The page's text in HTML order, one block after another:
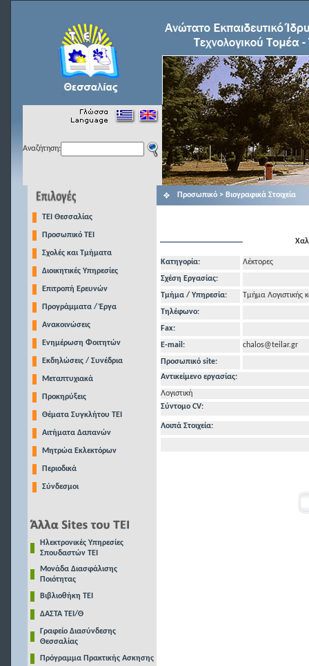
Αναζήτηση:
TEI Θεσσαλίας
Προσωπικό ΤΕΙ
Σχολές και Τμήματα
Διοικητικές Υπηρεσίες
Επιτροπή Ερευνών
Προγράμματα / Έργα
Ανακοινώσεις
Ενημέρωση Φοιτητών
Εκδηλώσεις / Συνέδρια
Μεταπτυχιακά
Προκηρύξεις
Θέματα Συγκλήτου ΤΕΙ
Αιτήματα Δαπανών
Μητρώα Εκλεκτόρων
Περιοδικά
Σύνδεσμοι
Ηλεκτρονικές Υπηρεσίες
Σπουδαστών ΤΕΙ
Μονάδα Διασφάλισης
Ποιότητας
Βιβλιοθήκη ΤΕΙ
ΔΑΣΤΑ ΤΕΙ/Θ
Γραφείο Διασύνδεσης
Θεσσαλίας
Πρόγραμμα Πρακτικής Ασκησης
Προσωπικό > Βιογραφικά Στοιχεία
Κατηγορία:
Λέκτορες
Σχέση Εργασίας:
Τμήμα / Υπηρεσία:
Τμήμα Λογιστικής
Τηλέφωνo:
Fax:
E-mail:
chalos@teilar.gr
Προσωπικό site:
Αντικείμενο εργασίας:
Λογιστική
Σύντομο CV:
Λοιπά Στοιχεία: